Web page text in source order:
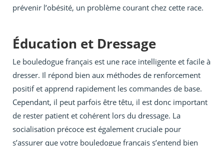
prévenir l’obésité, un problème courant chez cette race.
Éducation et Dressage
Le bouledogue français est une race intelligente et facile à
dresser. Il répond bien aux méthodes de renforcement
positif et apprend rapidement les commandes de base.
Cependant, il peut parfois être têtu, il est donc important
de rester patient et cohérent lors du dressage. La
socialisation précoce est également cruciale pour
s’assurer que votre bouledogue français s’entend bien